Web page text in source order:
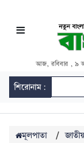
আজ, রবিবার , ৯
শিরোনাম:
মূলপাতা / জাতীয়